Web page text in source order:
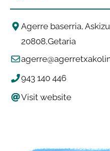
Agerre baserria,
20808 Getaria
943 140 446
Visit website